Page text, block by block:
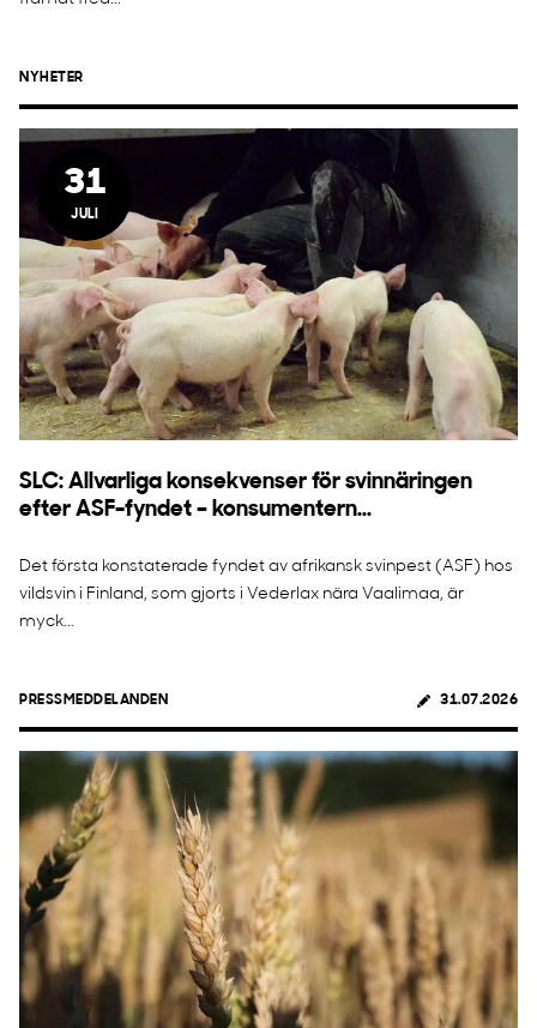
NYHETER
31
JULI
SLC: Allvarliga konsekvenser för svinnäringen
efter ASF-fyndet – konsumentern...
Det första konstaterade fyndet av afrikansk svinpest (ASF) hos
vildsvin i Finland, som gjorts i Vederlax nära Vaalimaa, är
myck...
PRESSMEDDELANDEN 31.07.2026